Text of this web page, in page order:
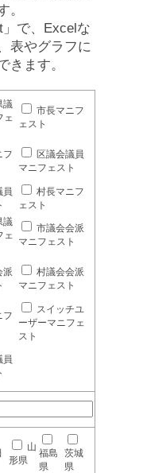
。
で、Excelな
表やグラフに
きます。
議
ェ
市長マニフ
ェスト
フ
区議会議員
マニフェスト
員
村長マニフ
ェスト
議
ェ
市議会会派
マニフェスト
派
村議会会派
マニフェスト
フ
スイッチユ
ーザーマニフェ
スト
員
山
形県
福島
県
茨城
県